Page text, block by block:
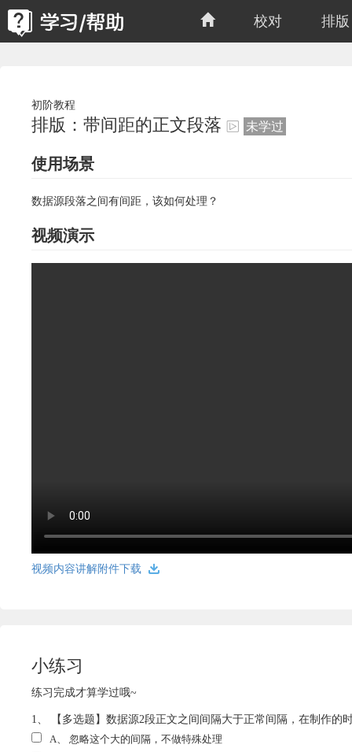
校对 排版
初阶教程
排版：带间距的正文段落 未学过
使用场景
数据源段落之间有间距，该如何处理？
视频演示
视频内容讲解附件下载
小练习
练习完成才算学过哦~
1、 【多选题】数据源2段正文之间间隔大于正常间隔，在制作的
A、 忽略这个大的间隔，不做特殊处理